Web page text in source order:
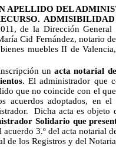
APELLIDO DEL
de la Dirección
Cid Fernández, notario
muebles II de
unacta notarial
. El administrador que
que no coincide con el
acuerdos adoptados, en
Dicha acta es
Solidario que
3.º del acta notarial
de los Registros y del